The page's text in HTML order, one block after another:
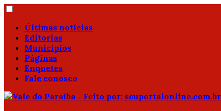
Últimas notícias
Editorias
Municípios
Páginas
Enquetes
Fale conosco